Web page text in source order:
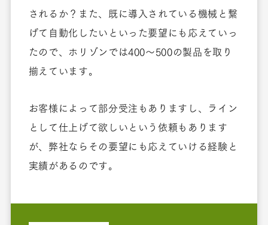
されるか？また、既に導入されている機械と繋
げて自動化したいといった要望にも応えていっ
たので、ホリゾンでは400～500の製品を取り
揃えています。
お客様によって部分受注もありますし、ライン
として仕上げて欲しいという依頼もあります
が、弊社ならその要望にも応えていける経験と
実績があるのです。